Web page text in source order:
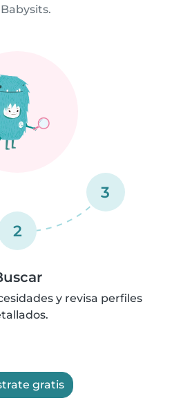
2
3
y revisa perfiles
gratis